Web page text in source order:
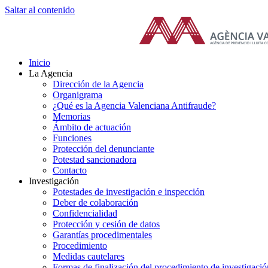
Saltar al contenido
Inicio
La Agencia
Dirección de la Agencia
Organigrama
¿Qué es la Agencia Valenciana Antifraude?
Memorias
Ámbito de actuación
Funciones
Protección del denunciante
Potestad sancionadora
Contacto
Investigación
Potestades de investigación e inspección
Deber de colaboración
Confidencialidad
Protección y cesión de datos
Garantías procedimentales
Procedimiento
Medidas cautelares